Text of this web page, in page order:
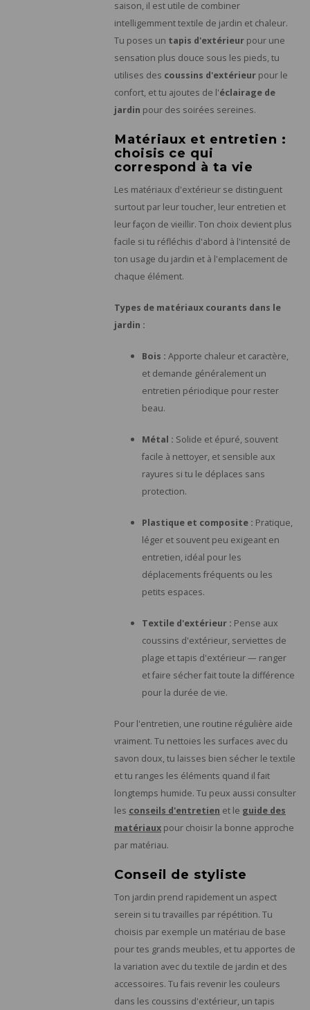
saison, il est utile de combiner
intelligemment textile de jardin et chaleur.
Tu poses un tapis d'extérieur pour une
sensation plus douce sous les pieds, tu
utilises des coussins d'extérieur pour le
confort, et tu ajoutes de l'éclairage de
jardin pour des soirées sereines.
Matériaux et entretien :
choisis ce qui
correspond à ta vie
Les matériaux d'extérieur se distinguent
surtout par leur toucher, leur entretien et
leur façon de vieillir. Ton choix devient plus
facile si tu réfléchis d'abord à l'intensité de
ton usage du jardin et à l'emplacement de
chaque élément.
Types de matériaux courants dans le
jardin :
Bois : Apporte chaleur et caractère,
et demande généralement un
entretien périodique pour rester
beau.
Métal : Solide et épuré, souvent
facile à nettoyer, et sensible aux
rayures si tu le déplaces sans
protection.
Plastique et composite : Pratique,
léger et souvent peu exigeant en
entretien, idéal pour les
déplacements fréquents ou les
petits espaces.
Textile d'extérieur : Pense aux
coussins d'extérieur, serviettes de
plage et tapis d'extérieur — ranger
et faire sécher fait toute la différence
pour la durée de vie.
Pour l'entretien, une routine régulière aide
vraiment. Tu nettoies les surfaces avec du
savon doux, tu laisses bien sécher le textile
et tu ranges les éléments quand il fait
longtemps humide. Tu peux aussi consulter
les conseils d'entretien et le guide des
matériaux pour choisir la bonne approche
par matériau.
Conseil de styliste
Ton jardin prend rapidement un aspect
serein si tu travailles par répétition. Tu
choisis par exemple un matériau de base
pour tes grands meubles, et tu apportes de
la variation avec du textile de jardin et des
accessoires. Tu fais revenir les couleurs
dans les coussins d'extérieur, un tapis